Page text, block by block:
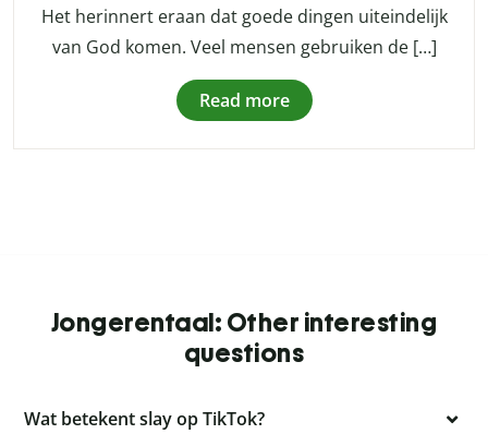
Het herinnert eraan dat goede dingen uiteindelijk
van God komen. Veel mensen gebruiken de […]
Read more
Jongerentaal: Other interesting
questions
Wat betekent slay op TikTok?